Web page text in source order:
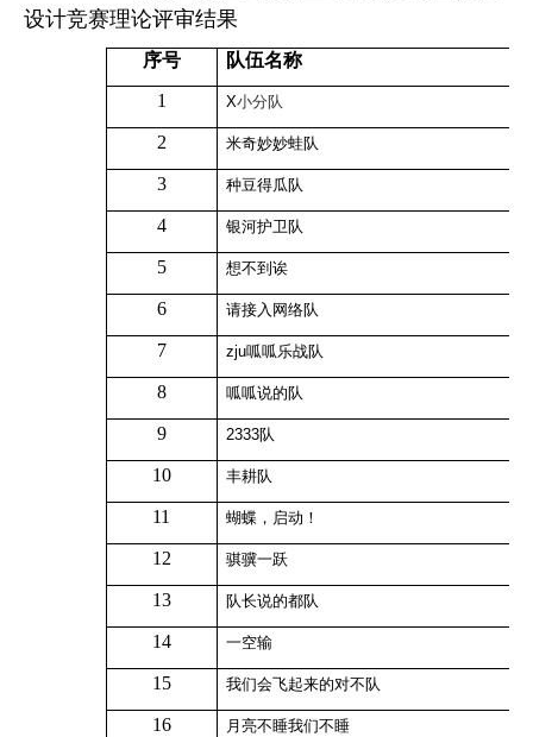
设计竞赛理论评审结果
序号
队伍名称
1
X小分队
2 米奇妙妙蛙队
3 种豆得瓜队
4 银河护卫队
5 想不到诶
6 请接入网络队
7 zju呱呱乐战队
8 呱呱说的队
9 2333队
10 丰耕队
11 蝴蝶，启动！
12 骐骥一跃
13 队长说的都队
14 一空输
15 我们会飞起来的对不队
16 月亮不睡我们不睡